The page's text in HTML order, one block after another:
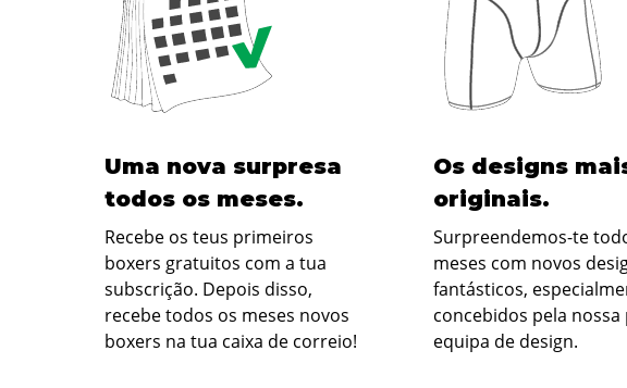
Uma nova surpresa
todos os meses.
Recebe os teus primeiros
boxers gratuitos com a tua
subscrição. Depois disso,
recebe todos os meses novos
boxers na tua caixa de correio!
Os designs
originais.
Surpreendemos-te
meses com novos
fantásticos,
concebidos pela
equipa de design.